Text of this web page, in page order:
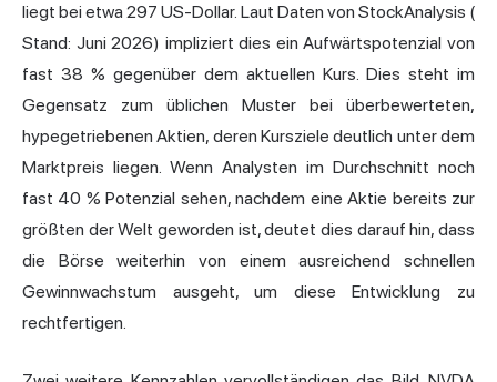
liegt bei etwa 297 US-Dollar. Laut Daten von StockAnalysis (
Stand: Juni 2026) impliziert dies ein Aufwärtspotenzial von
fast 38 % gegenüber dem aktuellen Kurs. Dies steht im
Gegensatz zum üblichen Muster bei überbewerteten,
hypegetriebenen Aktien, deren Kursziele deutlich unter dem
Marktpreis liegen. Wenn Analysten im Durchschnitt noch
fast 40 % Potenzial sehen, nachdem eine Aktie bereits zur
größten der Welt geworden ist, deutet dies darauf hin, dass
die Börse weiterhin von einem ausreichend schnellen
Gewinnwachstum ausgeht, um diese Entwicklung zu
rechtfertigen.